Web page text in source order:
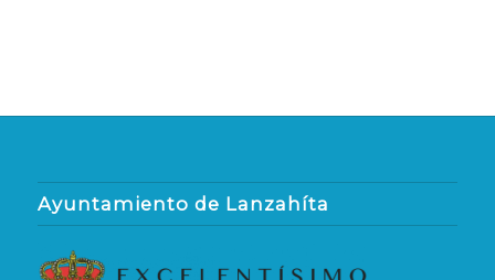
Ayuntamiento de Lanzahíta